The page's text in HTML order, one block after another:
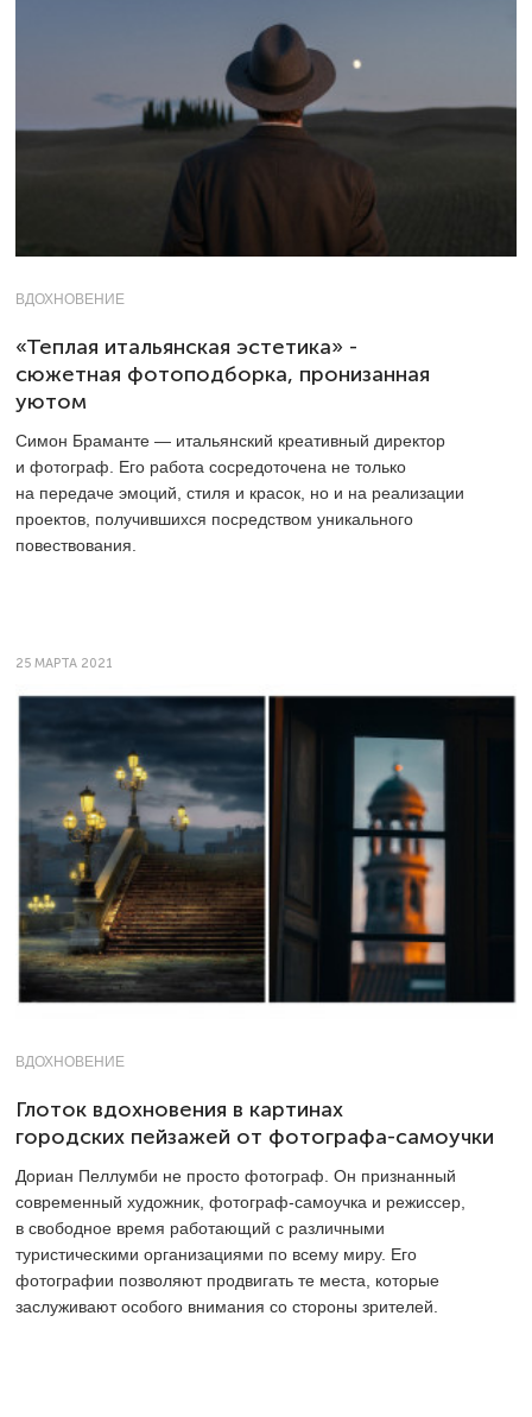
ВДОХНОВЕНИЕ
«Теплая итальянская эстетика» -
сюжетная фотоподборка, пронизанная
уютом
Симон Браманте — итальянский креативный директор
и фотограф. Его работа сосредоточена не только
на передаче эмоций, стиля и красок, но и на реализации
проектов, получившихся посредством уникального
повествования.
25 МАРТА 2021
ВДОХНОВЕНИЕ
Глоток вдохновения в картинах
городских пейзажей от фотографа-самоучки
Дориан Пеллумби не просто фотограф. Он признанный
современный художник, фотограф-самоучка и режиссер,
в свободное время работающий с различными
туристическими организациями по всему миру. Его
фотографии позволяют продвигать те места, которые
заслуживают особого внимания со стороны зрителей.